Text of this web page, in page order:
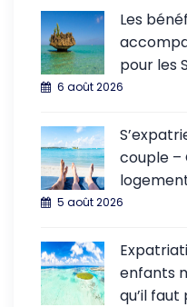
Les
pour les
6 août 2026
couple –
5 août 2026
enfants
qu’il